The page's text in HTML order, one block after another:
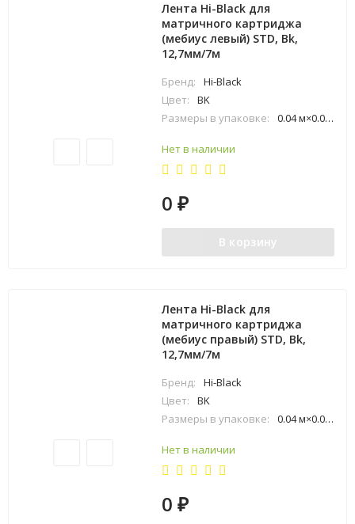
Лента Hi-Black для
матричного картриджа
(мебиус левый) STD, Bk,
12,7мм/7м
Бренд:
Hi-Black
Цвет:
BK
Размеры в упаковке:
0.04 м×0.03 м×0.13 м
Нет в наличии
0₽
В корзину
Лента Hi-Black для
матричного картриджа
(мебиус правый) STD, Bk,
12,7мм/7м
Бренд:
Hi-Black
Цвет:
BK
Размеры в упаковке:
0.04 м×0.03 м×0.13 м
Нет в наличии
0₽